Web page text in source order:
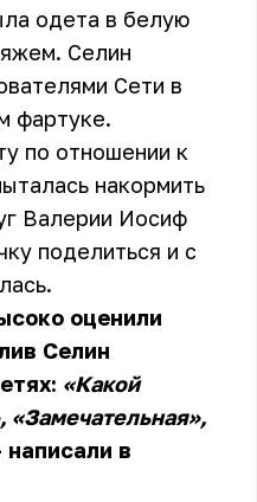
одета в белую
Селин
Сети в
фартуке.
по отношении к
накормить
Валерии Иосиф
поделиться и с
оценили
Селин
«Какой
написали в